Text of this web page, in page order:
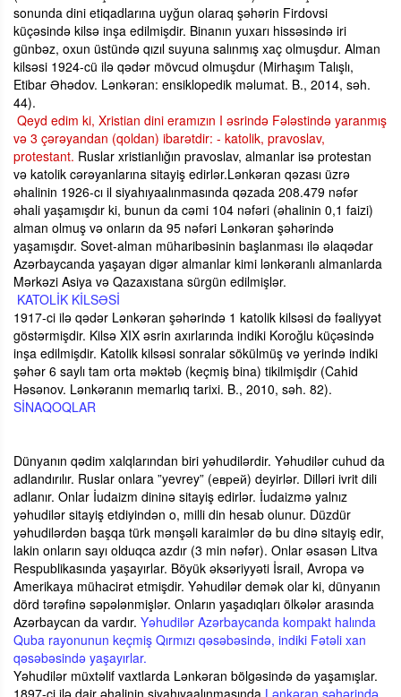
sonunda dini etiqadlarına uyğun olaraq şəhərin Firdovsi
küçəsində kilsə inşa edilmişdir. Binanın yuxarı hissəsində iri
günbəz, oxun üstündə qızıl suyuna salınmış xaç olmuşdur. Alman
kilsəsi 1924-cü ilə qədər mövcud olmuşdur (Mirhaşım Talışlı,
Etibar Əhədov. Lənkəran: ensiklopedik məlumat. B., 2014, səh.
44).
Qeyd edim ki, Xristian dini eramızın I əsrində Fələstində yaranmış
və 3 çərəyandan (qoldan) ibarətdir: - katolik, pravoslav,
protestant. Ruslar xristianlığın pravoslav, almanlar isə protestan
və katolik cərəyanlarına sitayiş edirlər.Lənkəran qəzası üzrə
əhalinin 1926-cı il siyahıyaalınmasında qəzada 208.479 nəfər
əhali yaşamışdır ki, bunun da cəmi 104 nəfəri (əhalinin 0,1 faizi)
alman olmuş və onların da 95 nəfəri Lənkəran şəhərində
yaşamışdır. Sovet-alman müharibəsinin başlanması ilə əlaqədar
Azərbaycanda yaşayan digər almanlar kimi lənkəranlı almanlarda
Mərkəzi Asiya və Qazaxıstana sürgün edilmişlər.
KATOLİK KİLSƏSİ
1917-ci ilə qədər Lənkəran şəhərində 1 katolik kilsəsi də fəaliyyət
göstərmişdir. Kilsə XIX əsrin axırlarında indiki Koroğlu küçəsində
inşa edilmişdir. Katolik kilsəsi sonralar sökülmüş və yerində indiki
şəhər 6 saylı tam orta məktəb (keçmiş bina) tikilmişdir (Cahid
Həsənov. Lənkəranın memarlıq tarixi. B., 2010, səh. 82).
SİNAQOQLAR
Dünyanın qədim xalqlarından biri yəhudilərdir. Yəhudilər cuhud da
adlandırılır. Ruslar onlara ”yevrey” (еврей) deyirlər. Dilləri ivrit dili
adlanır. Onlar İudaizm dininə sitayiş edirlər. İudaizmə yalnız
yəhudilər sitayiş etdiyindən o, milli din hesab olunur. Düzdür
yəhudilərdən başqa türk mənşəli karaimlər də bu dinə sitayiş edir,
lakin onların sayı olduqca azdır (3 min nəfər). Onlar əsasən Litva
Respublikasında yaşayırlar. Böyük əksəriyyəti İsrail, Avropa və
Amerikaya mühacirət etmişdir. Yəhudilər demək olar ki, dünyanın
dörd tərəfinə səpələnmişlər. Onların yaşadıqları ölkələr arasında
Azərbaycan da vardır. Yəhudilər Azərbaycanda kompakt halında
Quba rayonunun keçmiş Qırmızı qəsəbəsində, indiki Fətəli xan
qəsəbəsində yaşayırlar.
Yəhudilər müxtəlif vaxtlarda Lənkəran bölgəsində də yaşamışlar.
1897-ci ilə dair əhalinin siyahıyaalınmasında Lənkəran şəhərində